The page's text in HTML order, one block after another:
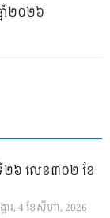
ាំ២០២៦
ទី២៦ លេខ៣០២ ខែ
ង្គារ, 4 ខែ​សីហា, 2026